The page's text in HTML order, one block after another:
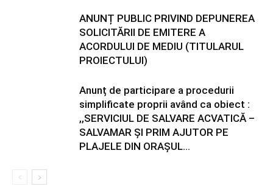
ANUNȚ PUBLIC PRIVIND DEPUNEREA
SOLICITĂRII DE EMITERE A
ACORDULUI DE MEDIU (TITULARUL
PROIECTULUI)
Anunț de participare a procedurii
simplificate proprii având ca obiect :
,,SERVICIUL DE SALVARE ACVATICĂ –
SALVAMAR ȘI PRIM AJUTOR PE
PLAJELE DIN ORAȘUL...